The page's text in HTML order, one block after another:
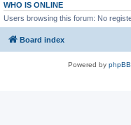
WHO IS ONLINE
Users browsing this forum: No
Board index
Powered by phpBB